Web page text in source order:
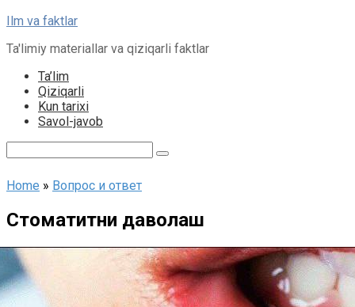
Skip
content
Ilm va faktlar
Ta'limiy materiallar va qiziqarli faktlar
Ta’lim
Qiziqarli
Kun tarixi
Savol-javob
Home » Вопрос и ответ
Стоматитни даволаш